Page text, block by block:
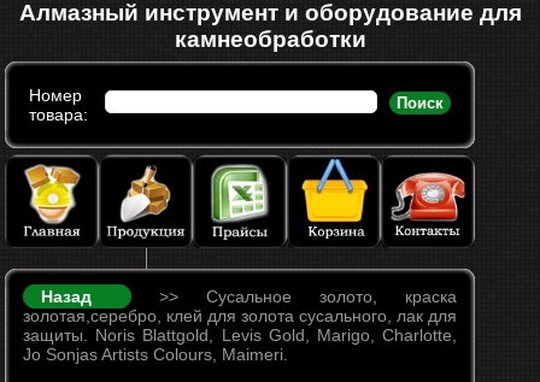
Алмазный инструмент и оборудование для
камнеобработки
Номер
товара:
Поиск
Назад
>> Сусальное золото, краска
золотая,серебро, клей для золота сусального, лак для
защиты. Noris Blattgold, Levis Gold, Marigo, Charlotte,
Jo Sonjas Artists Colours, Maimeri.